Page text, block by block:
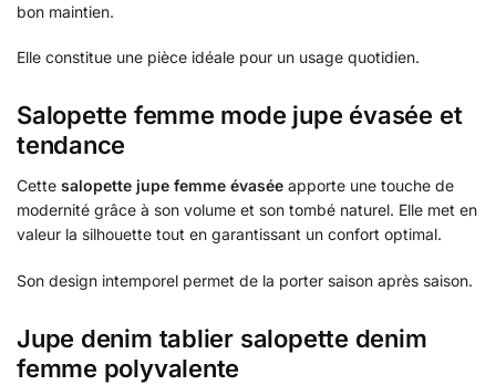
bon maintien.
Elle constitue une pièce idéale pour un usage quotidien.
Salopette femme mode jupe évasée et
tendance
Cette salopette jupe femme évasée apporte une touche de
modernité grâce à son volume et son tombé naturel. Elle met en
valeur la silhouette tout en garantissant un confort optimal.
Son design intemporel permet de la porter saison après saison.
Jupe denim tablier salopette denim
femme polyvalente